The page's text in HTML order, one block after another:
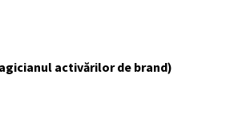
activărilor de brand)